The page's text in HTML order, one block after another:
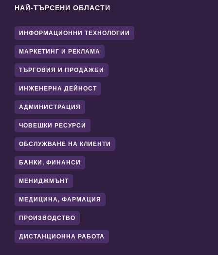
НАЙ-ТЪРСЕНИ ОБЛАСТИ
ИНФОРМАЦИОННИ ТЕХНОЛОГИИ
МАРКЕТИНГ И РЕКЛАМА
ТЪРГОВИЯ И ПРОДАЖБИ
ИНЖЕНЕРНА ДЕЙНОСТ
АДМИНИСТРАЦИЯ
ЧОВЕШКИ РЕСУРСИ
ОБСЛУЖВАНЕ НА КЛИЕНТИ
БАНКИ, ФИНАНСИ
МЕНИДЖМЪНТ
МЕДИЦИНА, ФАРМАЦИЯ
ПРОИЗВОДСТВО
ДИСТАНЦИОННА РАБОТА